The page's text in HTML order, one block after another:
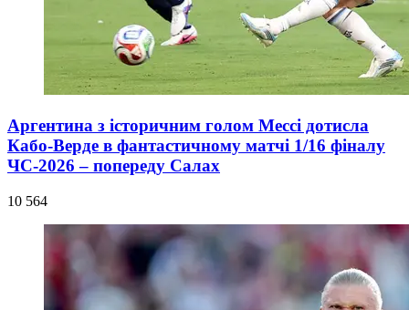
Аргентина з історичним голом Мессі дотисла
Кабо-Верде в фантастичному матчі 1/16 фіналу
ЧС-2026 – попереду Салах
10 564